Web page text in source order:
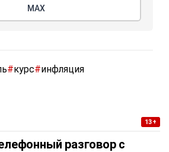
МАХ
#курс#инфляция
13+
разговор с